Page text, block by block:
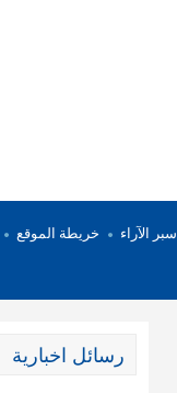
سبر الآراء خريطة الموقع
رسائل اخبارية